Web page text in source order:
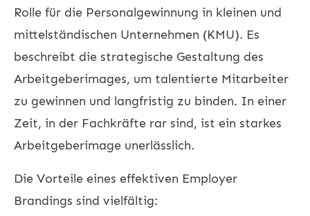
Rolle für die Personalgewinnung in kleinen und
mittelständischen Unternehmen (KMU). Es
beschreibt die strategische Gestaltung des
Arbeitgeberimages, um talentierte Mitarbeiter
zu gewinnen und langfristig zu binden. In einer
Zeit, in der Fachkräfte rar sind, ist ein starkes
Arbeitgeberimage unerlässlich.
Die Vorteile eines effektiven Employer
Brandings sind vielfältig: